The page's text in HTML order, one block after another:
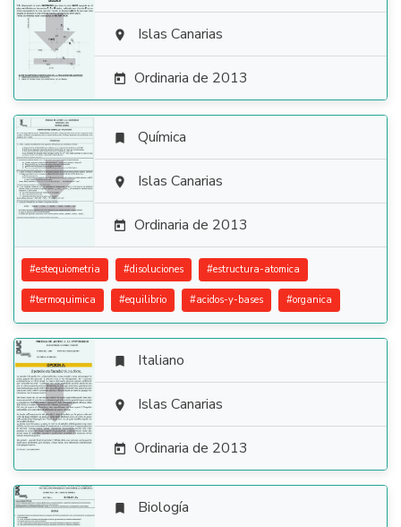
  Islas Canarias
 Ordinaria de 2013

 Química
 Islas Canarias
 Ordinaria de 2013
#estequiometria #disoluciones #estructura-atomica
#termoquimica #equilibrio #acidos-y-bases #organica

 Italiano
 Islas Canarias
 Ordinaria de 2013
 Biología